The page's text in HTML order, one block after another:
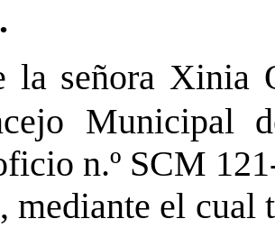
la señora Xinia
Municipal
n.º SCM
mediante el cual